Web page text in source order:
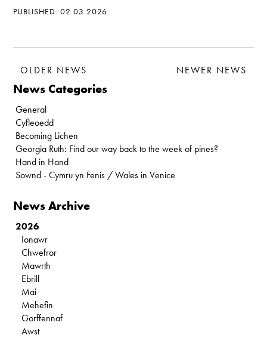
PUBLISHED: 02.03.2026
OLDER NEWS NEWER NEWS
News Categories
General
Cyfleoedd
Becoming Lichen
Georgia Ruth: Find our way back to the week of pines?
Hand in Hand
Sownd - Cymru yn Fenis / Wales in Venice
News Archive
2026
Ionawr
Chwefror
Mawrth
Ebrill
Mai
Mehefin
Gorffennaf
Awst